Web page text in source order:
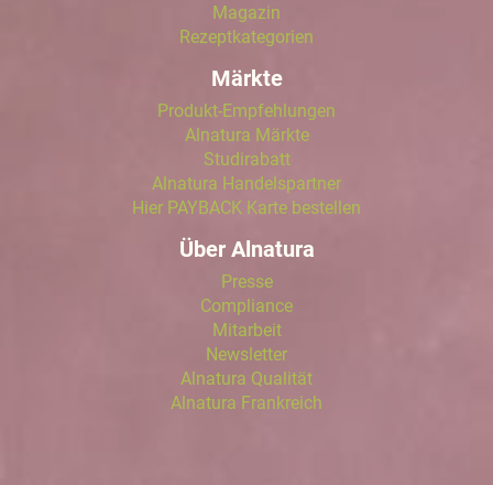
Magazin
Rezeptkategorien
Märkte
Produkt-Empfehlungen
Alnatura Märkte
Studirabatt
Alnatura Handelspartner
Hier PAYBACK Karte bestellen
Über Alnatura
Presse
Compliance
Mitarbeit
Newsletter
Alnatura Qualität
Alnatura Frankreich